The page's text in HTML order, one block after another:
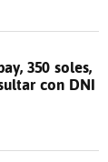
350 soles,
con DNI